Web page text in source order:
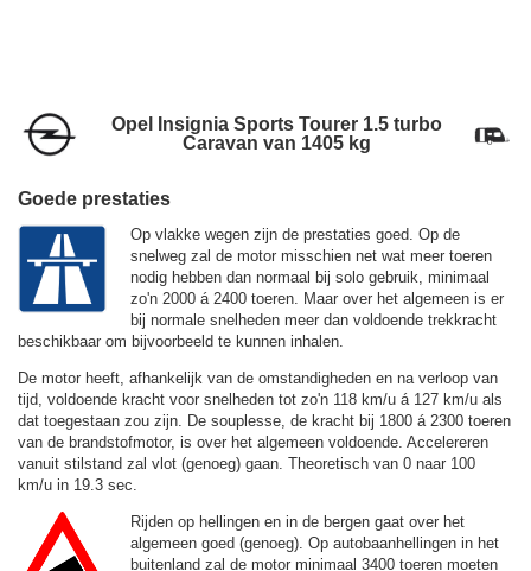
Opel Insignia Sports Tourer 1.5 turbo
Caravan van 1405 kg
Goede prestaties
Op vlakke wegen zijn de prestaties goed. Op de
snelweg zal de motor misschien net wat meer toeren
nodig hebben dan normaal bij solo gebruik, minimaal
zo'n 2000 á 2400 toeren. Maar over het algemeen is er
bij normale snelheden meer dan voldoende trekkracht
beschikbaar om bijvoorbeeld te kunnen inhalen.
De motor heeft, afhankelijk van de omstandigheden en na verloop van
tijd, voldoende kracht voor snelheden tot zo'n 118 km/u á 127 km/u als
dat toegestaan zou zijn. De souplesse, de kracht bij 1800 á 2300 toeren
van de brandstofmotor, is over het algemeen voldoende. Accelereren
vanuit stilstand zal vlot (genoeg) gaan. Theoretisch van 0 naar 100
km/u in 19.3 sec.
Rijden op hellingen en in de bergen gaat over het
algemeen goed (genoeg). Op autobaanhellingen in het
buitenland zal de motor minimaal 3400 toeren moeten